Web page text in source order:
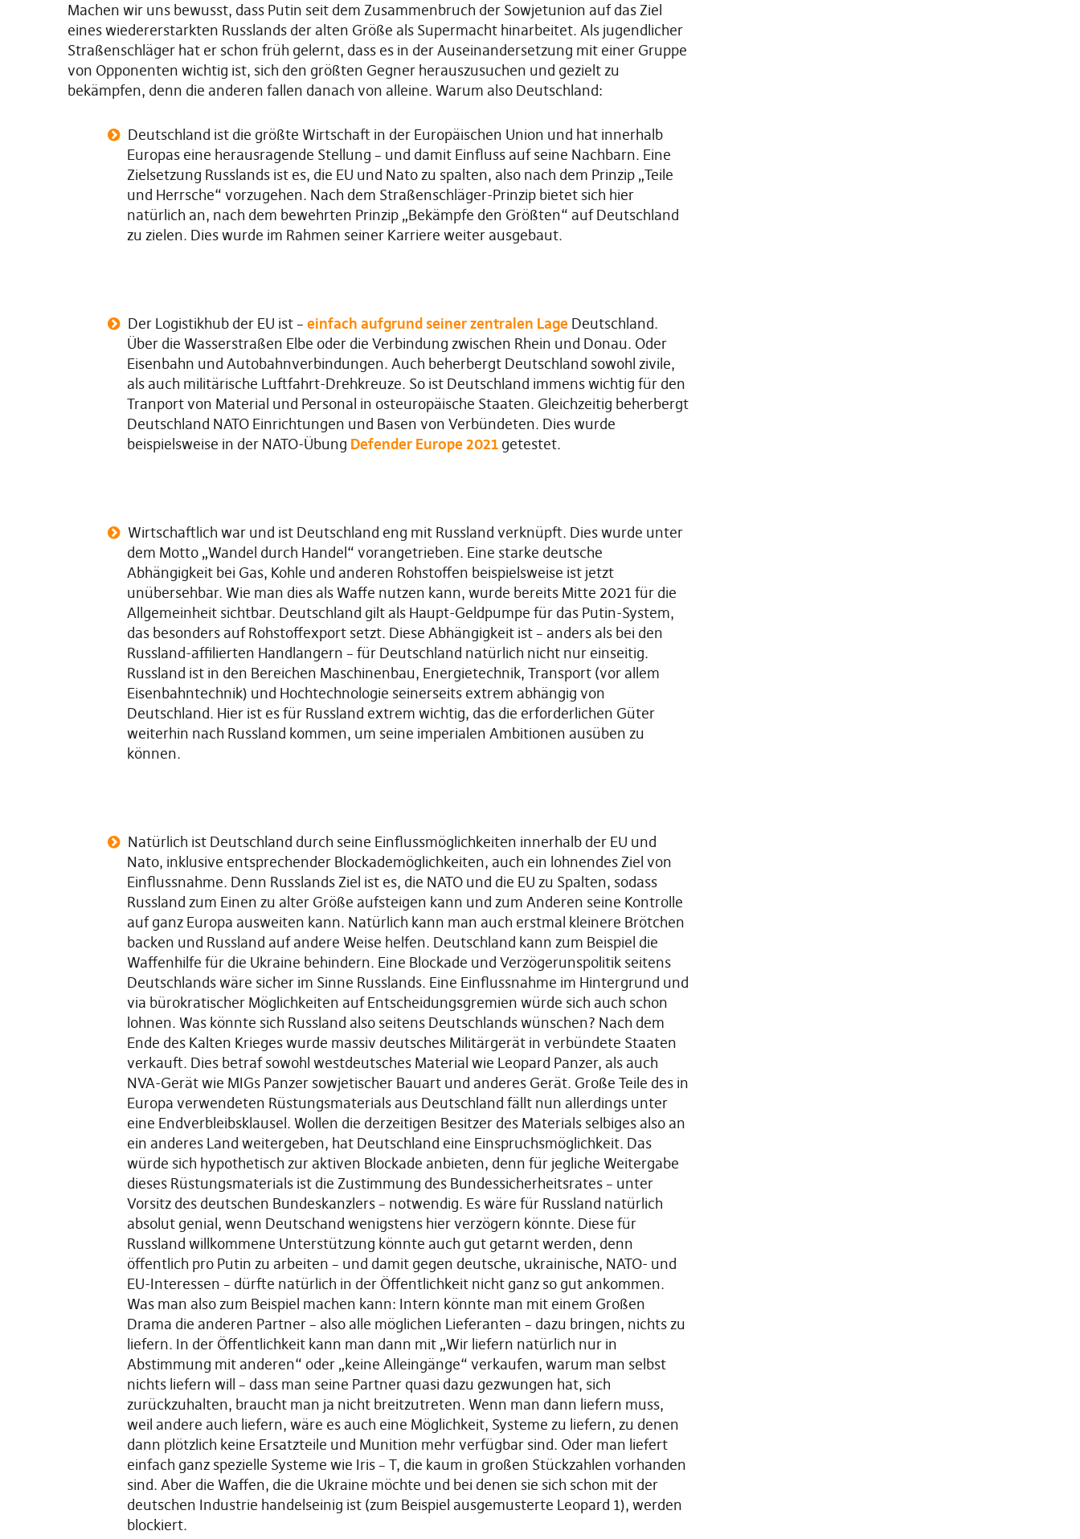
Machen wir uns bewusst, dass Putin seit dem Zusammenbruch der Sowjetunion auf das Ziel
eines wiedererstarkten Russlands der alten Größe als Supermacht hinarbeitet. Als jugendlicher
Straßenschläger hat er schon früh gelernt, dass es in der Auseinandersetzung mit einer Gruppe
von Opponenten wichtig ist, sich den größten Gegner herauszusuchen und gezielt zu
bekämpfen, denn die anderen fallen danach von alleine. Warum also Deutschland:
Deutschland ist die größte Wirtschaft in der Europäischen Union und hat innerhalb
Europas eine herausragende Stellung – und damit Einfluss auf seine Nachbarn. Eine
Zielsetzung Russlands ist es, die EU und Nato zu spalten, also nach dem Prinzip „Teile
und Herrsche“ vorzugehen. Nach dem Straßenschläger-Prinzip bietet sich hier
natürlich an, nach dem bewehrten Prinzip „Bekämpfe den Größten“ auf Deutschland
zu zielen. Dies wurde im Rahmen seiner Karriere weiter ausgebaut.
Der Logistikhub der EU ist – einfach aufgrund seiner zentralen Lage Deutschland.
Über die Wasserstraßen Elbe oder die Verbindung zwischen Rhein und Donau. Oder
Eisenbahn und Autobahnverbindungen. Auch beherbergt Deutschland sowohl zivile,
als auch militärische Luftfahrt-Drehkreuze. So ist Deutschland immens wichtig für den
Tranport von Material und Personal in osteuropäische Staaten. Gleichzeitig beherbergt
Deutschland NATO Einrichtungen und Basen von Verbündeten. Dies wurde
beispielsweise in der NATO-Übung Defender Europe 2021 getestet.
Wirtschaftlich war und ist Deutschland eng mit Russland verknüpft. Dies wurde unter
dem Motto „Wandel durch Handel“ vorangetrieben. Eine starke deutsche
Abhängigkeit bei Gas, Kohle und anderen Rohstoffen beispielsweise ist jetzt
unübersehbar. Wie man dies als Waffe nutzen kann, wurde bereits Mitte 2021 für die
Allgemeinheit sichtbar. Deutschland gilt als Haupt-Geldpumpe für das Putin-System,
das besonders auf Rohstoffexport setzt. Diese Abhängigkeit ist – anders als bei den
Russland-affilierten Handlangern – für Deutschland natürlich nicht nur einseitig.
Russland ist in den Bereichen Maschinenbau, Energietechnik, Transport (vor allem
Eisenbahntechnik) und Hochtechnologie seinerseits extrem abhängig von
Deutschland. Hier ist es für Russland extrem wichtig, das die erforderlichen Güter
weiterhin nach Russland kommen, um seine imperialen Ambitionen ausüben zu
können.
Natürlich ist Deutschland durch seine Einflussmöglichkeiten innerhalb der EU und
Nato, inklusive entsprechender Blockademöglichkeiten, auch ein lohnendes Ziel von
Einflussnahme. Denn Russlands Ziel ist es, die NATO und die EU zu Spalten, sodass
Russland zum Einen zu alter Größe aufsteigen kann und zum Anderen seine Kontrolle
auf ganz Europa ausweiten kann. Natürlich kann man auch erstmal kleinere Brötchen
backen und Russland auf andere Weise helfen. Deutschland kann zum Beispiel die
Waffenhilfe für die Ukraine behindern. Eine Blockade und Verzögerunspolitik seitens
Deutschlands wäre sicher im Sinne Russlands. Eine Einflussnahme im Hintergrund und
via bürokratischer Möglichkeiten auf Entscheidungsgremien würde sich auch schon
lohnen. Was könnte sich Russland also seitens Deutschlands wünschen? Nach dem
Ende des Kalten Krieges wurde massiv deutsches Militärgerät in verbündete Staaten
verkauft. Dies betraf sowohl westdeutsches Material wie Leopard Panzer, als auch
NVA-Gerät wie MIGs Panzer sowjetischer Bauart und anderes Gerät. Große Teile des in
Europa verwendeten Rüstungsmaterials aus Deutschland fällt nun allerdings unter
eine Endverbleibsklausel. Wollen die derzeitigen Besitzer des Materials selbiges also an
ein anderes Land weitergeben, hat Deutschland eine Einspruchsmöglichkeit. Das
würde sich hypothetisch zur aktiven Blockade anbieten, denn für jegliche Weitergabe
dieses Rüstungsmaterials ist die Zustimmung des Bundessicherheitsrates – unter
Vorsitz des deutschen Bundeskanzlers – notwendig. Es wäre für Russland natürlich
absolut genial, wenn Deutschand wenigstens hier verzögern könnte. Diese für
Russland willkommene Unterstützung könnte auch gut getarnt werden, denn
öffentlich pro Putin zu arbeiten – und damit gegen deutsche, ukrainische, NATO- und
EU-Interessen – dürfte natürlich in der Öffentlichkeit nicht ganz so gut ankommen.
Was man also zum Beispiel machen kann: Intern könnte man mit einem Großen
Drama die anderen Partner – also alle möglichen Lieferanten – dazu bringen, nichts zu
liefern. In der Öffentlichkeit kann man dann mit „Wir liefern natürlich nur in
Abstimmung mit anderen“ oder „keine Alleingänge“ verkaufen, warum man selbst
nichts liefern will – dass man seine Partner quasi dazu gezwungen hat, sich
zurückzuhalten, braucht man ja nicht breitzutreten. Wenn man dann liefern muss,
weil andere auch liefern, wäre es auch eine Möglichkeit, Systeme zu liefern, zu denen
dann plötzlich keine Ersatzteile und Munition mehr verfügbar sind. Oder man liefert
einfach ganz spezielle Systeme wie Iris – T, die kaum in großen Stückzahlen vorhanden
sind. Aber die Waffen, die die Ukraine möchte und bei denen sie sich schon mit der
deutschen Industrie handelseinig ist (zum Beispiel ausgemusterte Leopard 1), werden
blockiert.